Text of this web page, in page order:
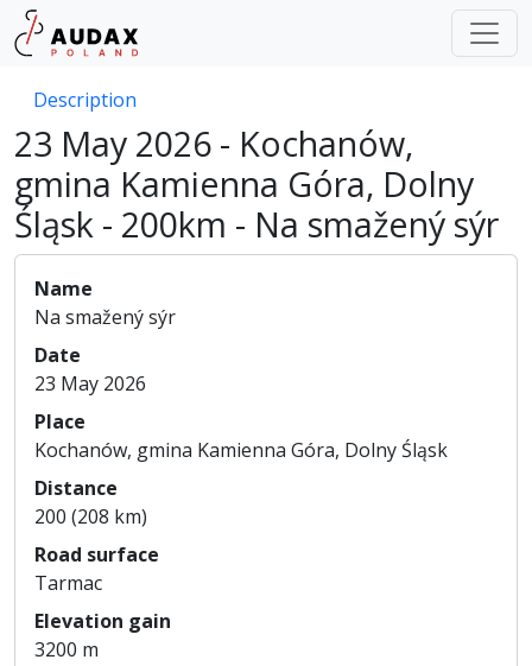
Description
23 May 2026 - Kochanów,
gmina Kamienna Góra, Dolny
Śląsk - 200km - Na smažený sýr
Name
Na smažený sýr
Date
23 May 2026
Place
Kochanów, gmina Kamienna Góra, Dolny Śląsk
Distance
200 (208 km)
Road surface
Tarmac
Elevation gain
3200 m